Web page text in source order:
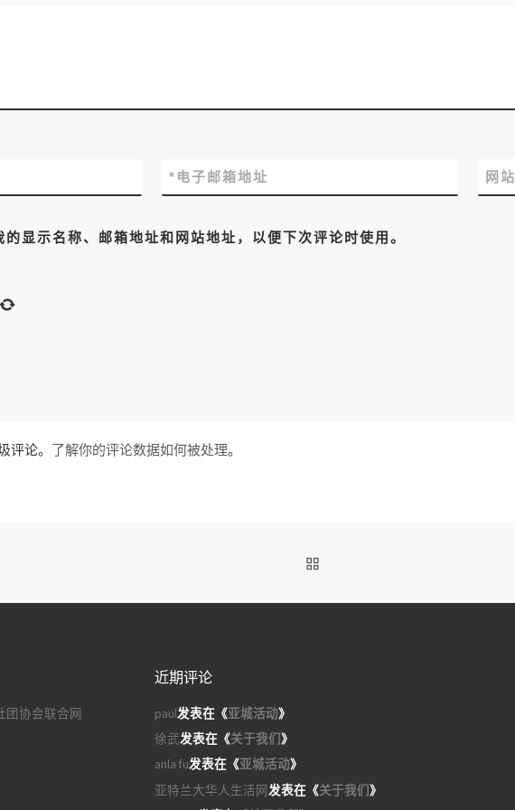
电子邮箱地址
* 网
显示名称、邮箱地址和网站地址，以便下次评论时使用。
评论。 了解你的评论数据如何被处理。
团协会联合网
近期评论
paul发表在《亚城活动》
徐武发表在《关于我们》
anla fu发表在《亚城活动》
亚特兰大华人生活网发表在《关于我们》